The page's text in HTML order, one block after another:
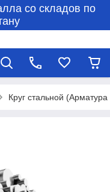
со складов по
Круг стальной